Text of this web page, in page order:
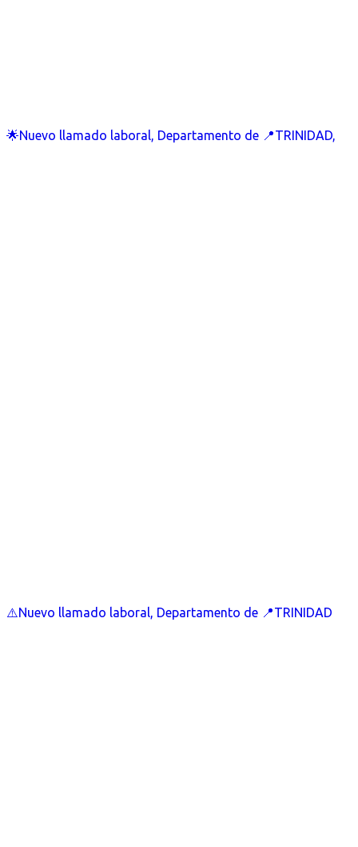
🌟Nuevo llamado laboral, Departamento de 📍TRINIDAD,
⚠️Nuevo llamado laboral, Departamento de 📍TRINIDAD